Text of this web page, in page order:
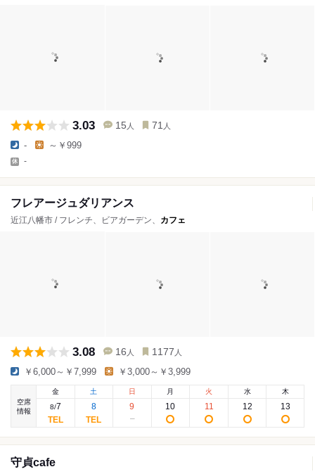
3.03 15 人 71 人
- ～￥999
-
フレアージュダリアンス
近江八幡市 / フレンチ、ビアガーデン、 カフェ
3.08 16 人 1177 人
￥6,000～￥7,999 ￥3,000～￥3,999
空席
情報
金
8/7
土
8
日
9
月
10
火
11
水
12
木
13
守貞cafe